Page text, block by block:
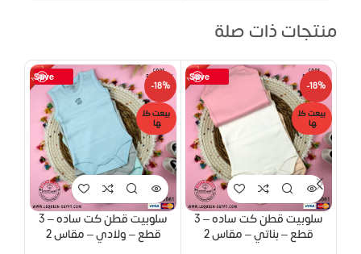
منتجات ذات صلة
Save
-18%
بيعت كل
ها
سلوبيت قطن كت ساده – 3
قطع – بناتي – مقاس 2
Save
-18%
بيعت كل
ها
سلوبيت قطن كت ساده – 3
قطع – ولادي – مقاس 2